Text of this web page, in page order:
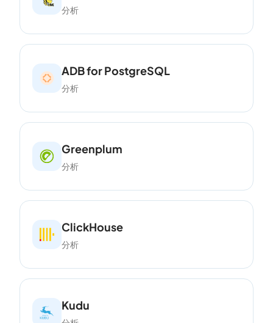
分析
ADB for PostgreSQL
分析
Greenplum
分析
ClickHouse
分析
Kudu